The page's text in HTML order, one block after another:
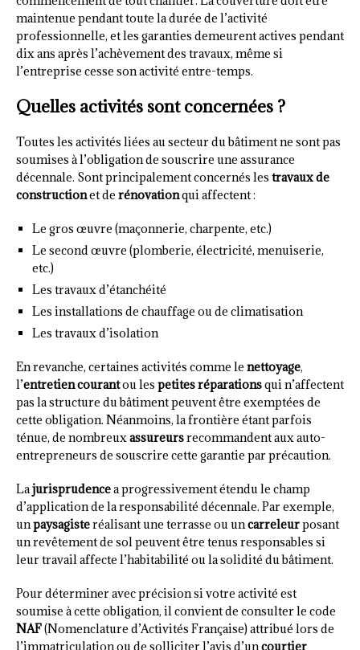
maintenue pendant toute la durée de l’activité
professionnelle, et les garanties demeurent actives pendant
dix ans après l’achèvement des travaux, même si
l’entreprise cesse son activité entre-temps.
Quelles activités sont concernées ?
Toutes les activités liées au secteur du bâtiment ne sont pas
soumises à l’obligation de souscrire une assurance
décennale. Sont principalement concernés les travaux de
constructionet de rénovationqui affectent :
Le gros œuvre (maçonnerie, charpente, etc.)
Le second œuvre (plomberie, électricité, menuiserie,
etc.)
Les travaux d’étanchéité
Les installations de chauffage ou de climatisation
Les travaux d’isolation
En revanche, certaines activités comme le nettoyage,
l’entretien courantou les petites réparationsqui n’affectent
pas la structure du bâtiment peuvent être exemptées de
cette obligation. Néanmoins, la frontière étant parfois
ténue, de nombreuxassureursrecommandent aux auto-
entrepreneurs de souscrire cette garantie par précaution.
Lajurisprudencea progressivement étendu le champ
d’application de la responsabilité décennale. Par exemple,
unpaysagisteréalisant une terrasse ou uncarreleurposant
un revêtement de sol peuvent être tenus responsables si
leur travail affecte l’habitabilité ou la solidité du bâtiment.
Pour déterminer avec précision si votre activité est
soumise à cette obligation, il convient de consulter le code
NAF(Nomenclature d’Activités Française) attribué lors de
l’immatriculation ou de solliciter l’avis d’uncourtier